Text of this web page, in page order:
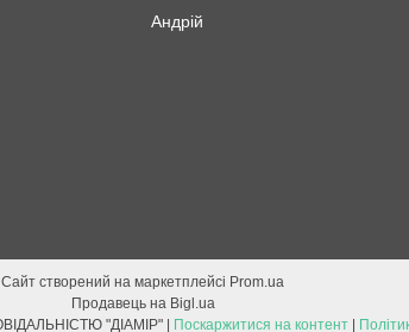
Андрій
Сайт створений на маркетплейсі Prom.ua
Продавець на Bigl.ua
ТОВАРИСТВО З ОБМЕЖЕНОЮ ВІДПОВІДАЛЬНІСТЮ "ДІАМІР" | Поскаржитися на контент |